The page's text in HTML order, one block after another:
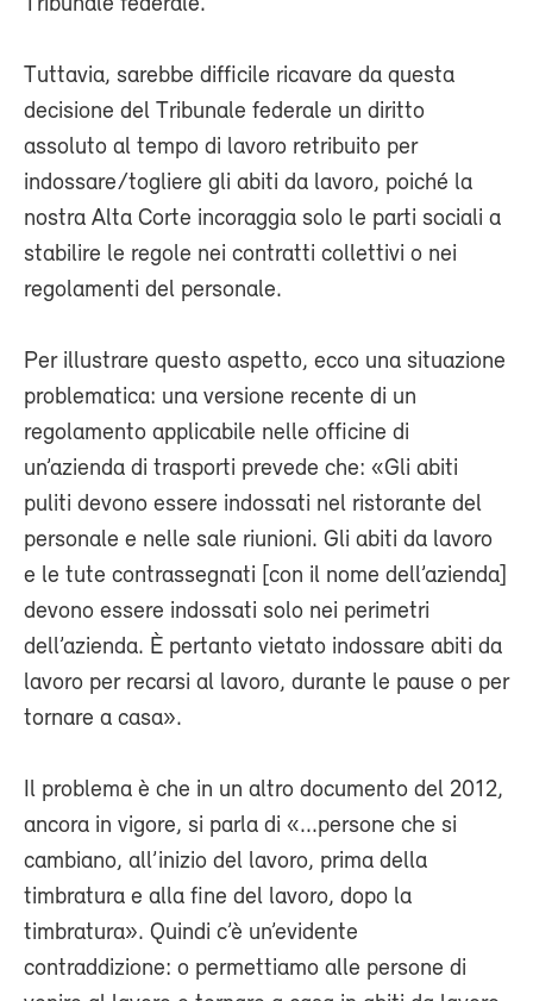
Tuttavia, sarebbe difficile ricavare da questa
decisione del Tribunale federale un diritto
assoluto al tempo di lavoro retribuito per
indossare/togliere gli abiti da lavoro, poiché la
nostra Alta Corte incoraggia solo le parti sociali a
stabilire le regole nei contratti collettivi o nei
regolamenti del personale.
Per illustrare questo aspetto, ecco una situazione
problematica: una versione recente di un
regolamento applicabile nelle officine di
un’azienda di trasporti prevede che: «Gli abiti
puliti devono essere indossati nel ristorante del
personale e nelle sale riunioni. Gli abiti da lavoro
e le tute contrassegnati [con il nome dell’azienda]
devono essere indossati solo nei perimetri
dell’azienda. È pertanto vietato indossare abiti da
lavoro per recarsi al lavoro, durante le pause o per
tornare a casa».
Il problema è che in un altro documento del 2012,
ancora in vigore, si parla di «...persone che si
cambiano, all’inizio del lavoro, prima della
timbratura e alla fine del lavoro, dopo la
timbratura». Quindi c’è un’evidente
contraddizione: o permettiamo alle persone di